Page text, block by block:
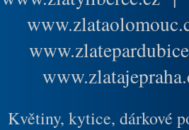
Květiny, kytice, dárkové